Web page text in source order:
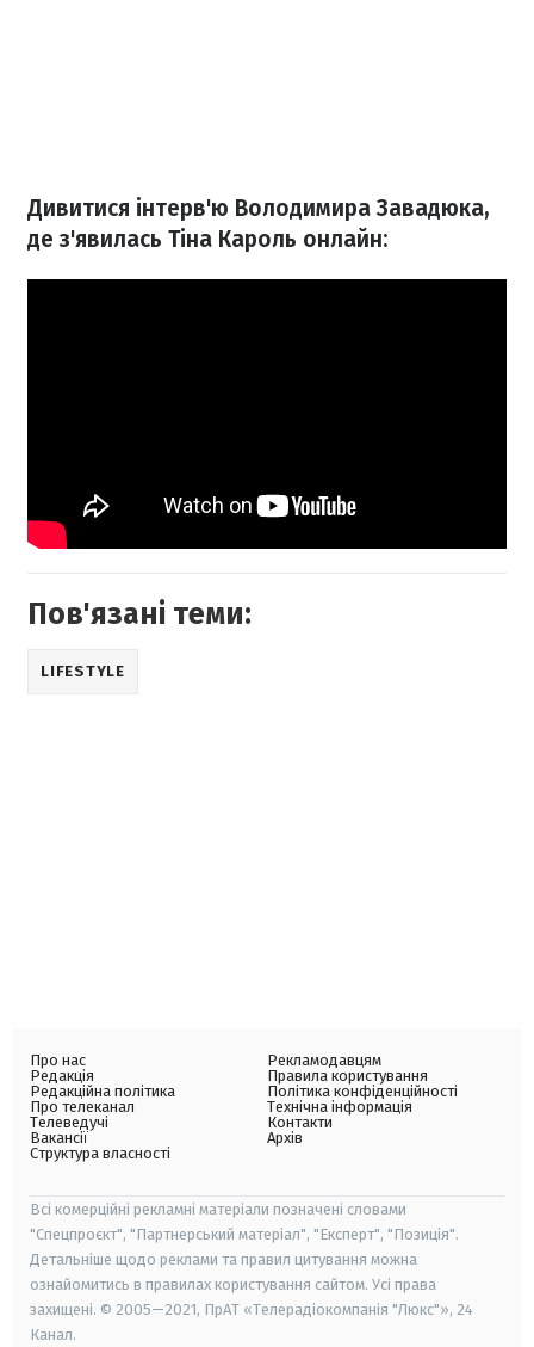
Дивитися інтерв'ю Володимира Завадюка,
де з'явилась Тіна Кароль онлайн:
Пов'язані теми:
LIFESTYLE
Про нас
Редакція
Редакційна політика
Про телеканал
Телеведучі
Вакансії
Структура власності
Рекламодавцям
Правила користування
Політика конфіденційності
Технічна інформація
Контакти
Архів
Всі комерційні рекламні матеріали позначені словами
"Спецпроєкт", "Партнерський матеріал", "Експерт", "Позиція".
Детальніше щодо реклами та правил цитування можна
ознайомитись в правилах користування сайтом. Усі права
захищені. © 2005—2021, ПрАТ «Телерадіокомпанія "Люкс"», 24
Канал.